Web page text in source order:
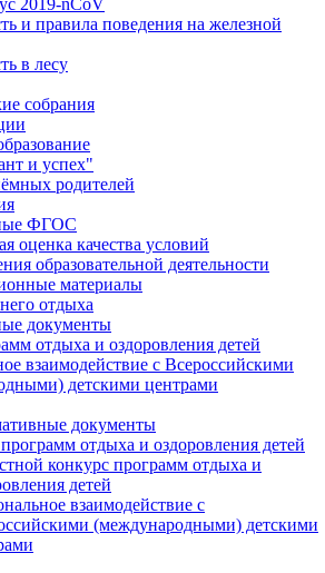
и правила поведения на железной
в лесу
собрания
и успех"
родителей
ФГОС
оценка качества условий
образовательной деятельности
материалы
отдыха
документы
отдыха и оздоровления детей
взаимодействие с Всероссийскими
детскими центрами
документы
отдыха и оздоровления детей
конкурс программ отдыха и
детей
взаимодействие с
(международными) детскими